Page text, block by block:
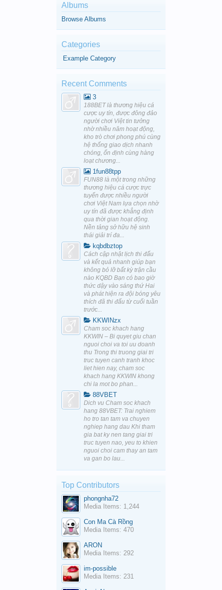
Albums
Browse Albums
Categories
Example Category
Recent Comments
3
188BET là thương hiệu cá
cược uy tín, được đông đảo
người chơi Việt tin tưởng
nhờ nhiều năm hoạt động,
kho trò chơi phong phú cùng
hệ thống giao dịch nhanh
chóng, ổn định cùng hàng
loạt chương...
1fun88tpp
FUN88 là một trong những
thương hiệu cá cược trực
tuyến được nhiều người
chơi Việt Nam lựa chọn nhờ
uy tín đã được khẳng định
qua thời gian hoạt động.
Nền tảng sở hữu hệ sinh
thái giải trí đa...
kqbdbztop
Cách cập nhật lịch thi đấu
và kết quả nhanh giúp bạn
không bỏ lỡ bất kỳ trận cầu
nào KQBD Bạn có bao giờ
thức dậy vào sáng thứ Hai
và phát hiện ra đội bóng yêu
thích đã thi đấu từ cuối tuần
trước...
KKWINzx
Cham soc khach hang
KKWIN – Bi quyet giu chan
nguoi choi va toi uu doanh
thu Trong thi truong giai tri
truc tuyen canh tranh khoc
liet hien nay, cham soc
khach hang KKWIN khong
chi la mot bo phan...
88VBET
Dich vu Cham soc khach
hang 88VBET: Trai nghiem
ho tro tan tam va chuyen
nghiep hang dau Khi tham
gia bat ky nen tang giai tri
truc tuyen nao, yeu to khien
nguoi choi cam thay an tam
va gan bo lau...
Top Contributors
phongnha72
Media Items: 1,244
Con Ma Cà Rồng
Media Items: 470
ARON
Media Items: 292
im-possible
Media Items: 231